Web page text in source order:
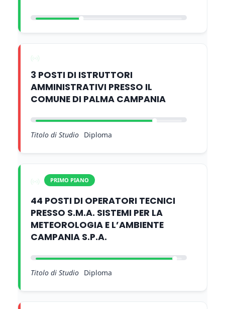
3 POSTI DI ISTRUTTORI
AMMINISTRATIVI PRESSO IL
COMUNE DI PALMA CAMPANIA
Titolo di Studio Diploma
PRIMO PIANO
44 POSTI DI OPERATORI TECNICI
PRESSO S.M.A. SISTEMI PER LA
METEOROLOGIA E L’AMBIENTE
CAMPANIA S.P.A.
Titolo di Studio Diploma